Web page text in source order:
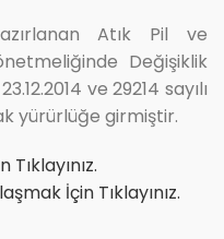
Atık Pil ve
Değişiklik
ve 29214 sayılı
yürürlüğe girmiştir.
İçin Tıklayınız.